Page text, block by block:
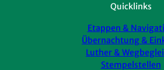
Quicklinks
Etappen &
Übernachtung &
Luther &
Stempelstellen